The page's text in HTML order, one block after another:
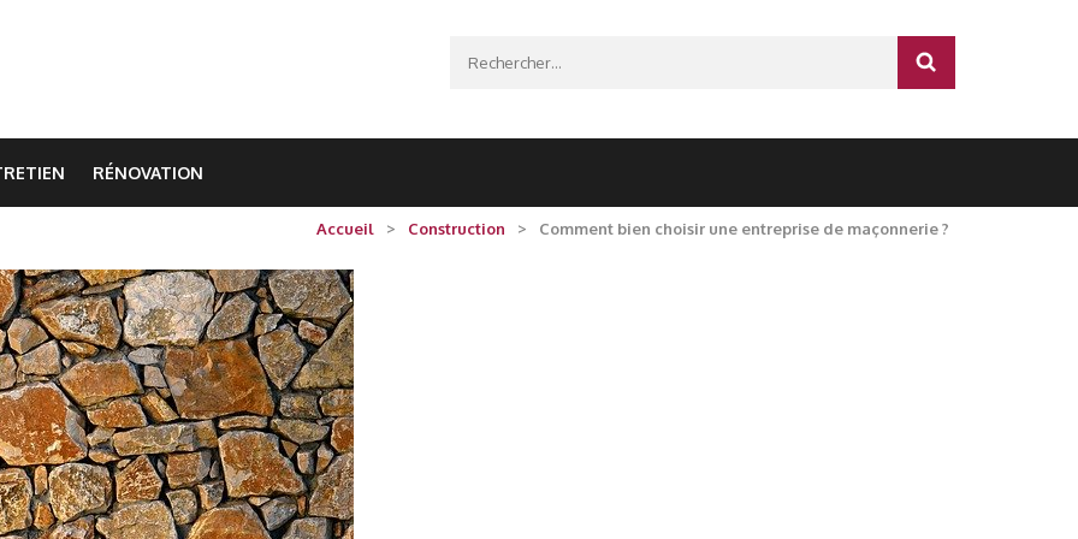
RÉNOVATION
Accueil > Construction > Comment bien choisir une entreprise de maçonnerie ?